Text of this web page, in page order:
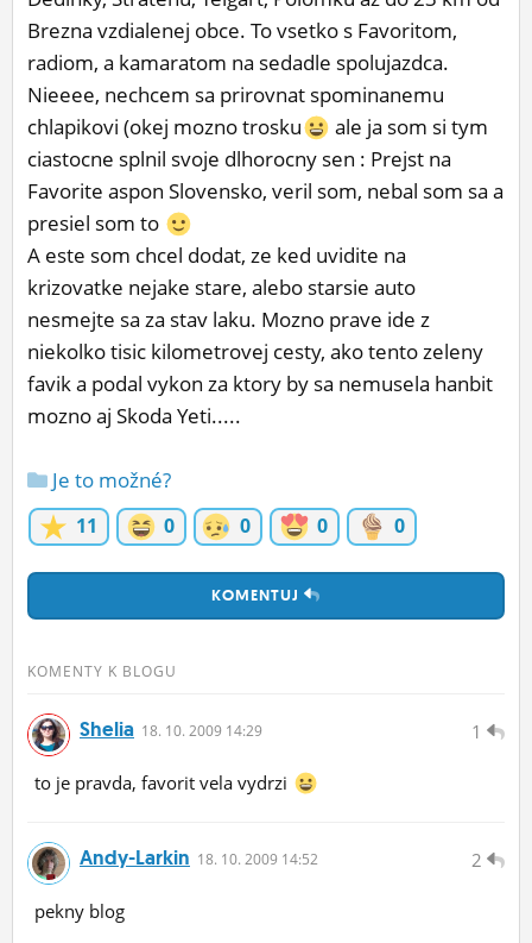
Brezna vzdialenej obce. To vsetko s Favoritom,
radiom, a kamaratom na sedadle spolujazdca.
Nieeee, nechcem sa prirovnat spominanemu
chlapikovi (okej mozno trosku
ale ja som si tym
ciastocne splnil svoje dlhorocny sen : Prejst na
Favorite aspon Slovensko, veril som, nebal som sa a
presiel som to
A este som chcel dodat, ze ked uvidite na
krizovatke nejake stare, alebo starsie auto
nesmejte sa za stav laku. Mozno prave ide z
niekolko tisic kilometrovej cesty, ako tento zeleny
favik a podal vykon za ktory by sa nemusela hanbit
mozno aj Skoda Yeti.....
Je to možné?
11 0 0 0 0
KOMENTUJ
KOMENTY K BLOGU
1
Shelia 18. 10. 2009 14:29
to je pravda, favorit vela vydrzi
2
Andy-Larkin 18. 10. 2009 14:52
pekny blog